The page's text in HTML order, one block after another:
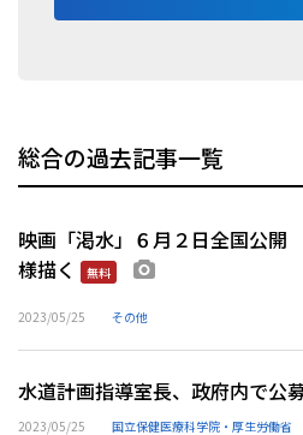
総合の過去記事一覧
映画「渇水」６月２日全国公
様描く
無料
2023/05/25 その他
水道計画指導室長、政府内で
2023/05/25 国立保健医療科学院・厚生労働省